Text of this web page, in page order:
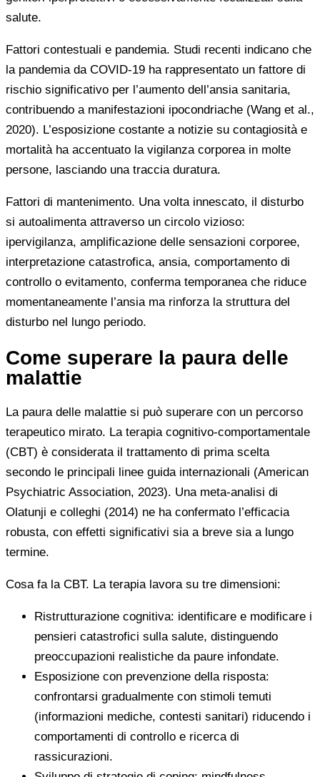
salute.
Fattori contestuali e pandemia. Studi recenti indicano che
la pandemia da COVID-19 ha rappresentato un fattore di
rischio significativo per l’aumento dell’ansia sanitaria,
contribuendo a manifestazioni ipocondriache (Wang et al.,
2020). L’esposizione costante a notizie su contagiosità e
mortalità ha accentuato la vigilanza corporea in molte
persone, lasciando una traccia duratura.
Fattori di mantenimento. Una volta innescato, il disturbo
si autoalimenta attraverso un circolo vizioso:
ipervigilanza, amplificazione delle sensazioni corporee,
interpretazione catastrofica, ansia, comportamento di
controllo o evitamento, conferma temporanea che riduce
momentaneamente l’ansia ma rinforza la struttura del
disturbo nel lungo periodo.
Come superare la paura delle
malattie
La paura delle malattie si può superare con un percorso
terapeutico mirato. La terapia cognitivo-comportamentale
(CBT) è considerata il trattamento di prima scelta
secondo le principali linee guida internazionali (American
Psychiatric Association, 2023). Una meta-analisi di
Olatunji e colleghi (2014) ne ha confermato l’efficacia
robusta, con effetti significativi sia a breve sia a lungo
termine.
Cosa fa la CBT. La terapia lavora su tre dimensioni:
Ristrutturazione cognitiva: identificare e modificare i
pensieri catastrofici sulla salute, distinguendo
preoccupazioni realistiche da paure infondate.
Esposizione con prevenzione della risposta:
confrontarsi gradualmente con stimoli temuti
(informazioni mediche, contesti sanitari) riducendo i
comportamenti di controllo e ricerca di
rassicurazioni.